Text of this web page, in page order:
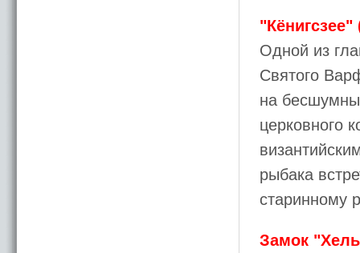
"Кёнигсзее"
Одной из
Святого
на
церковного
рыбака
старинному
Замок